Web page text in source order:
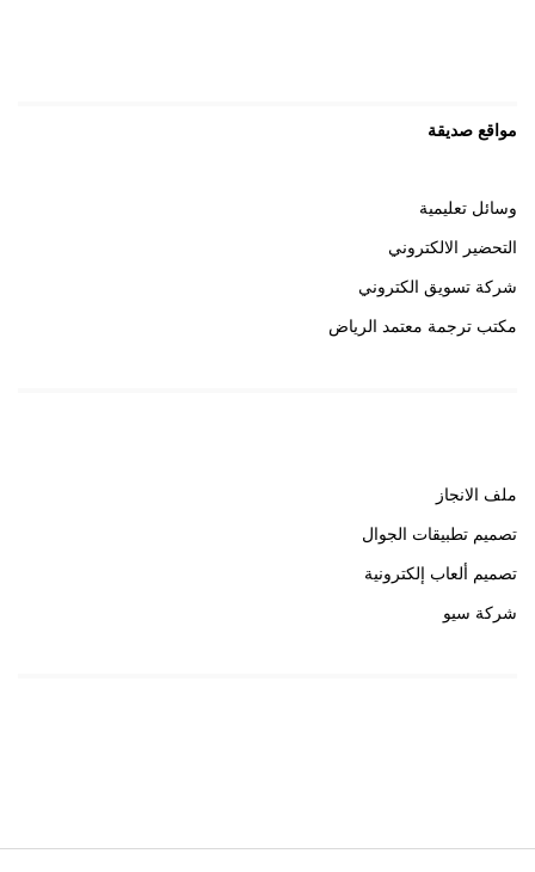
مواقع صديقة
وسائل تعليمية
التحضير الالكتروني
شركة تسويق الكتروني
مكتب ترجمة معتمد الرياض
ملف الانجاز
تصميم تطبيقات الجوال
تصميم ألعاب إلكترونية
شركة سيو